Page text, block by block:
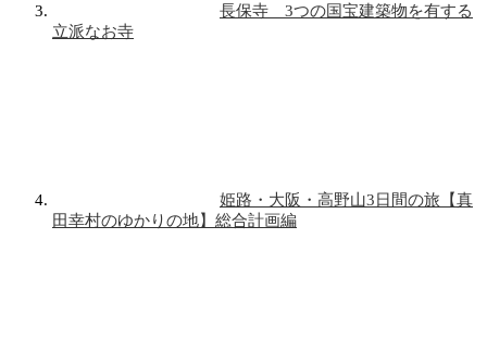
長保寺 3つの国宝建築物を有する
立派なお寺
姫路・大阪・高野山3日間の旅【真
田幸村のゆかりの地】総合計画編